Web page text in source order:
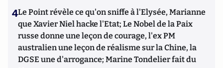
4Le Point révèle ce qu'on sniffe à l'Elysée, Marianne
que Xavier Niel hacke l'Etat; Le Nobel de la Paix
russe donne une leçon de courage, l'ex PM
australien une leçon de réalisme sur la Chine, la
DGSE une d'arrogance; Marine Tondelier fait du